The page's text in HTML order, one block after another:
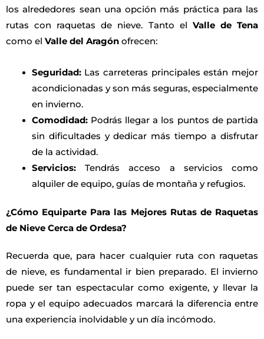
los alrededores sean una opción más práctica para las
rutas con raquetas de nieve. Tanto el Valle de Tena
como el Valle del Aragón ofrecen:
Seguridad:Las carreteras principales están mejor
acondicionadas y son más seguras, especialmente
en invierno.
Comodidad:Podrás llegar a los puntos de partida
sin dificultades y dedicar más tiempo a disfrutar
de la actividad.
Servicios:Tendrás acceso a servicios como
alquiler de equipo, guías de montaña y refugios.
¿Cómo Equiparte Para las Mejores Rutas de Raquetas
de Nieve Cerca de Ordesa?
Recuerda que, para hacer cualquier ruta con raquetas
de nieve, es fundamental ir bien preparado. El invierno
puede ser tan espectacular como exigente, y llevar la
ropa y el equipo adecuados marcará la diferencia entre
una experiencia inolvidable y un día incómodo.